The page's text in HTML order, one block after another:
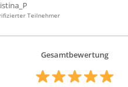
Teilnehmer
Gesamtbewertung